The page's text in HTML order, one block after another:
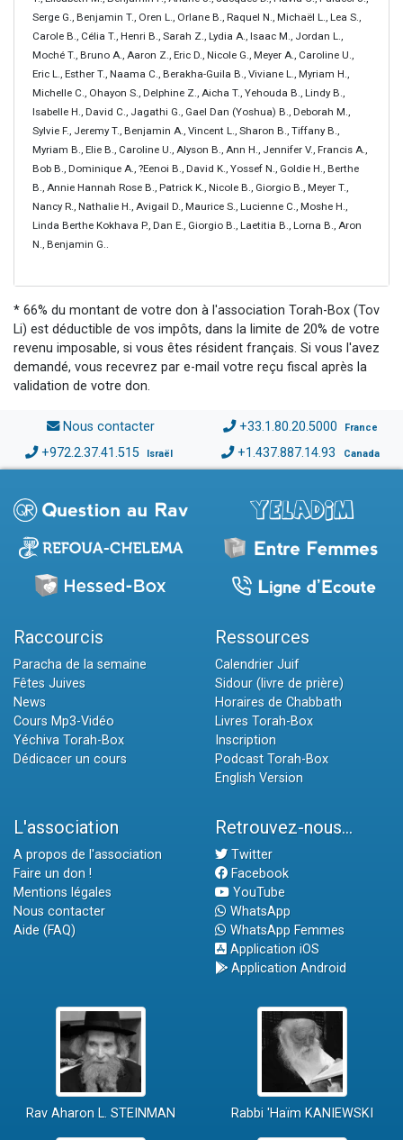
Serge G., Benjamin T., Oren L., Orlane B., Raquel N., Michaël L., Lea S.,
Carole B., Célia T., Henri B., Sarah Z., Lydia A., Isaac M., Jordan L.,
Moché T., Bruno A., Aaron Z., Eric D., Nicole G., Meyer A., Caroline U.,
Eric L., Esther T., Naama C., Berakha-Guila B., Viviane L., Myriam H.,
Michelle C., Ohayon S., Delphine Z., Aicha T., Yehouda B., Lindy B.,
Isabelle H., David C., Jagathi G., Gael Dan (Yoshua) B., Deborah M.,
Sylvie F., Jeremy T., Benjamin A., Vincent L., Sharon B., Tiffany B.,
Myriam B., Elie B., Caroline U., Alyson B., Ann H., Jennifer V., Francis A.,
Bob B., Dominique A., ?Eenoi B., David K., Yossef N., Goldie H., Berthe
B., Annie Hannah Rose B., Patrick K., Nicole B., Giorgio B., Meyer T.,
Nancy R., Nathalie H., Avigail D., Maurice S., Lucienne C., Moshe H.,
Linda Berthe Kokhava P., Dan E., Giorgio B., Laetitia B., Lorna B., Aron
N., Benjamin G..
* 66% du montant de votre don à l'association Torah-Box (Tov
Li) est déductible de vos impôts, dans la limite de 20% de votre
revenu imposable, si vous êtes résident français. Si vous l'avez
demandé, vous recevrez par e-mail votre reçu fiscal après la
validation de votre don.
Nous contacter +33.1.80.20.5000 France
+972.2.37.41.515 Israël +1.437.887.14.93 Canada
Raccourcis
Paracha de la semaine
Fêtes Juives
News
Cours Mp3-Vidéo
Yéchiva Torah-Box
Dédicacer un cours
Ressources
Calendrier Juif
Sidour (livre de prière)
Horaires de Chabbath
Livres Torah-Box
Inscription
Podcast Torah-Box
English Version
L'association
A propos de l'association
Faire un don !
Mentions légales
Nous contacter
Aide (FAQ)
Retrouvez-nous...
Twitter
Facebook
YouTube
WhatsApp
WhatsApp Femmes
Application iOS
Application Android
Rav Aharon L. STEINMAN Rabbi 'Haïm KANIEWSKI